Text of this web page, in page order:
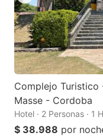
Complejo Turistico
Masse - Cordoba
Hotel · 2 Personas · 1
$ 38.988 por